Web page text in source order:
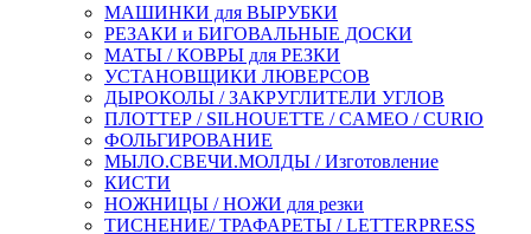
МАШИНКИ для ВЫРУБКИ
РЕЗАКИ и БИГОВАЛЬНЫЕ ДОСКИ
МАТЫ / КОВРЫ для РЕЗКИ
УСТАНОВЩИКИ ЛЮВЕРСОВ
ДЫРОКОЛЫ / ЗАКРУГЛИТЕЛИ УГЛОВ
ПЛОТТЕР / SILHOUETTE / CAMEO / CURIO
ФОЛЬГИРОВАНИЕ
МЫЛО.СВЕЧИ.МОЛДЫ / Изготовление
КИСТИ
НОЖНИЦЫ / НОЖИ для резки
ТИСНЕНИЕ/ ТРАФАРЕТЫ / LETTERPRESS